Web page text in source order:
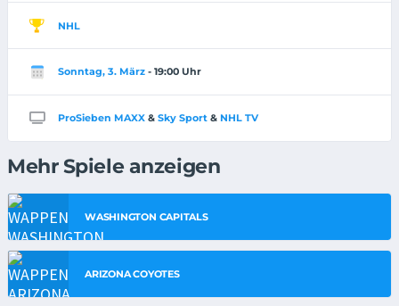
NHL
Sonntag, 3. März - 19:00 Uhr
ProSieben MAXX & Sky Sport & NHL TV
Mehr Spiele anzeigen
WASHINGTON CAPITALS
ARIZONA COYOTES